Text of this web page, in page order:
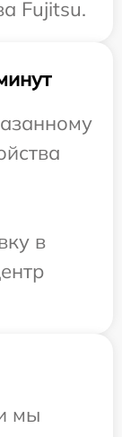
Fujitsu.
в
мы